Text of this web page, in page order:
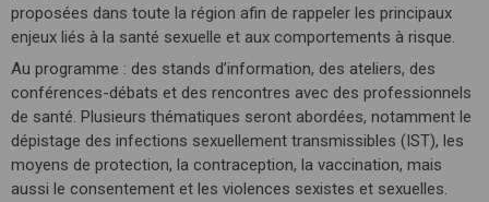
proposées dans toute la région afin de rappeler les principaux
enjeux liés à la santé sexuelle et aux comportements à risque.
Au programme : des stands d’information, des ateliers, des
conférences-débats et des rencontres avec des professionnels
de santé. Plusieurs thématiques seront abordées, notamment le
dépistage des infections sexuellement transmissibles (IST), les
moyens de protection, la contraception, la vaccination, mais
aussi le consentement et les violences sexistes et sexuelles.